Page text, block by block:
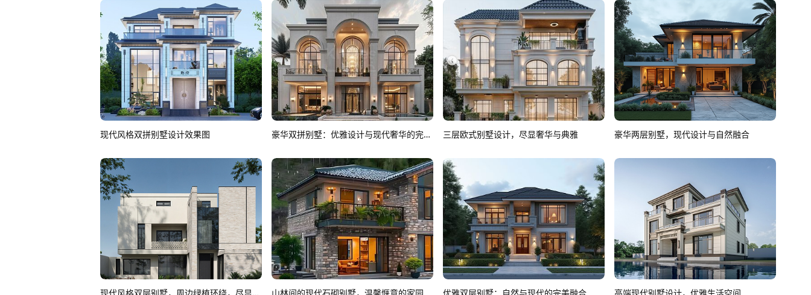
现代风格双拼别墅设计效果图 豪华双拼别墅：优雅设计与现代奢华的完美融合 三层欧式别墅设计，尽显奢华与典雅 豪华两层别墅，现代设计与自然融合
现代风格双层别墅，周边绿植环绕，尽显优雅 山林间的现代石砌别墅，温馨惬意的家园 优雅双层别墅：自然与现代的完美融合 高端现代别墅设计，优雅生活空间